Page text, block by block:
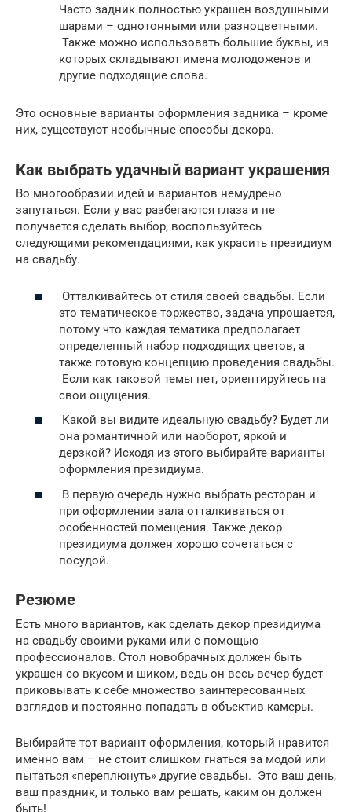
Часто задник полностью украшен воздушными
шарами – однотонными или разноцветными.
Также можно использовать большие буквы, из
которых складывают имена молодоженов и
другие подходящие слова.
Это основные варианты оформления задника – кроме
них, существуют необычные способы декора.
Как выбрать удачный вариант украшения
Во многообразии идей и вариантов немудрено
запутаться. Если у вас разбегаются глаза и не
получается сделать выбор, воспользуйтесь
следующими рекомендациями, как украсить президиум
на свадьбу.
Отталкивайтесь от стиля своей свадьбы. Если
это тематическое торжество, задача упрощается,
потому что каждая тематика предполагает
определенный набор подходящих цветов, а
также готовую концепцию проведения свадьбы.
Если как таковой темы нет, ориентируйтесь на
свои ощущения.
Какой вы видите идеальную свадьбу? Будет ли
она романтичной или наоборот, яркой и
дерзкой? Исходя из этого выбирайте варианты
оформления президиума.
В первую очередь нужно выбрать ресторан и
при оформлении зала отталкиваться от
особенностей помещения. Также декор
президиума должен хорошо сочетаться с
посудой.
Резюме
Есть много вариантов, как сделать декор президиума
на свадьбу своими руками или с помощью
профессионалов. Стол новобрачных должен быть
украшен со вкусом и шиком, ведь он весь вечер будет
приковывать к себе множество заинтересованных
взглядов и постоянно попадать в объектив камеры.
Выбирайте тот вариант оформления, который нравится
именно вам – не стоит слишком гнаться за модой или
пытаться «переплюнуть» другие свадьбы. Это ваш день,
ваш праздник, и только вам решать, каким он должен
быть!